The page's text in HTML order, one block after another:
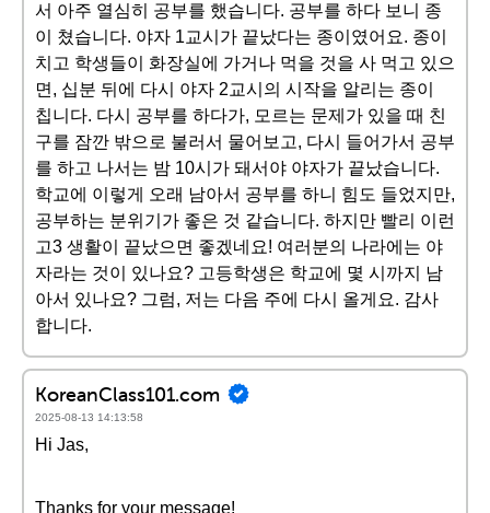
서 아주 열심히 공부를 했습니다. 공부를 하다 보니 종
이 쳤습니다. 야자 1교시가 끝났다는 종이였어요. 종이
치고 학생들이 화장실에 가거나 먹을 것을 사 먹고 있으
면, 십분 뒤에 다시 야자 2교시의 시작을 알리는 종이
칩니다. 다시 공부를 하다가, 모르는 문제가 있을 때 친
구를 잠깐 밖으로 불러서 물어보고, 다시 들어가서 공부
를 하고 나서는 밤 10시가 돼서야 야자가 끝났습니다.
학교에 이렇게 오래 남아서 공부를 하니 힘도 들었지만,
공부하는 분위기가 좋은 것 같습니다. 하지만 빨리 이런
고3 생활이 끝났으면 좋겠네요! 여러분의 나라에는 야
자라는 것이 있나요? 고등학생은 학교에 몇 시까지 남
아서 있나요? 그럼, 저는 다음 주에 다시 올게요. 감사
합니다.
KoreanClass101.com
2025-08-13 14:13:58
Hi Jas,
Thanks for your message!